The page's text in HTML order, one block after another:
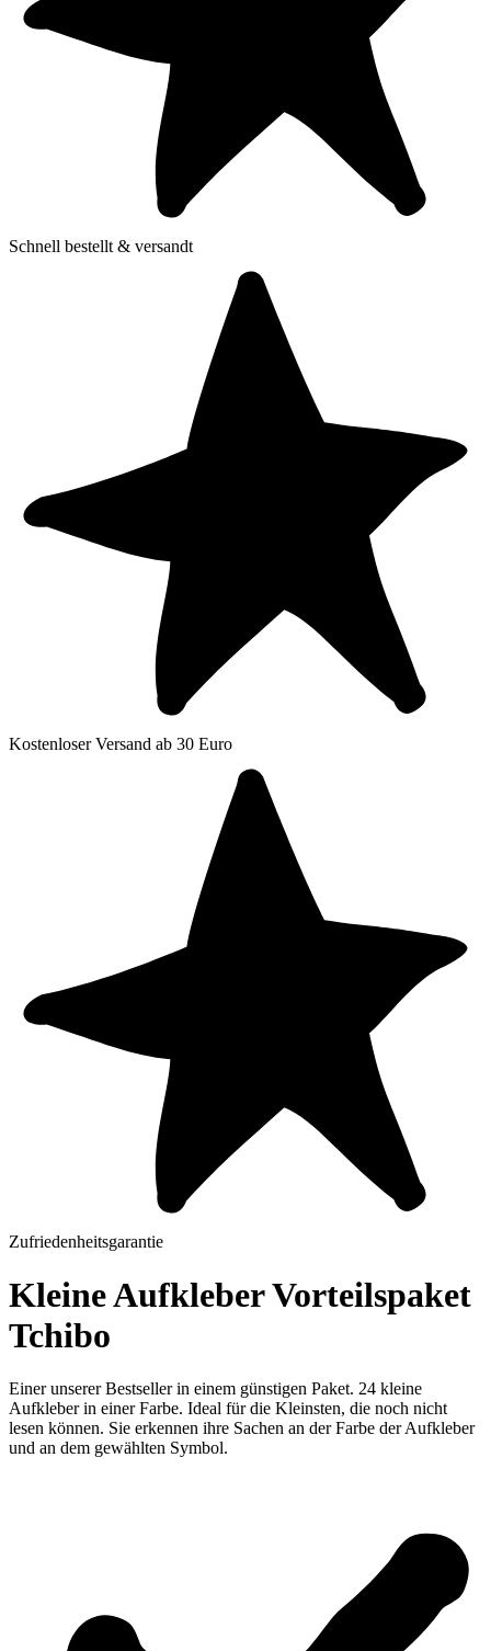
Schnell bestellt & versandt
Kostenloser Versand ab 30 Euro
Zufriedenheitsgarantie
Kleine Aufkleber Vorteilspaket
Tchibo
Einer unserer Bestseller in einem günstigen Paket. 24 kleine
Aufkleber in einer Farbe. Ideal für die Kleinsten, die noch nicht
lesen können. Sie erkennen ihre Sachen an der Farbe der Aufkleber
und an dem gewählten Symbol.